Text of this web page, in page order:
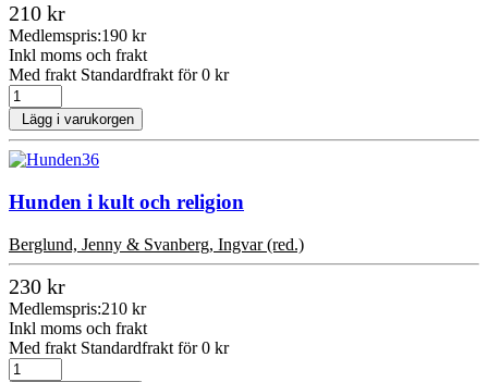
210 kr
Medlemspris:190 kr
Inkl moms och frakt
Med frakt Standardfrakt för 0 kr
Lägg i varukorgen
Hunden i kult och religion
Berglund, Jenny & Svanberg, Ingvar (red.)
230 kr
Medlemspris:210 kr
Inkl moms och frakt
Med frakt Standardfrakt för 0 kr